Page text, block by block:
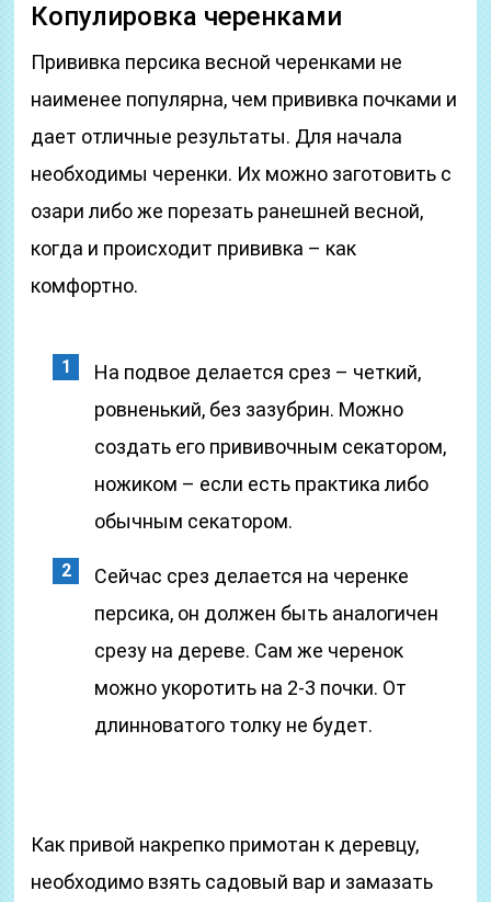
Копулировка черенками
Прививка персика весной черенками не
наименее популярна, чем прививка почками и
дает отличные результаты. Для начала
необходимы черенки. Их можно заготовить с
озари либо же порезать ранешней весной,
когда и происходит прививка – как
комфортно.
На подвое делается срез – четкий,
ровненький, без зазубрин. Можно
создать его прививочным секатором,
ножиком – если есть практика либо
обычным секатором.
Сейчас срез делается на черенке
персика, он должен быть аналогичен
срезу на дереве. Сам же черенок
можно укоротить на 2-3 почки. От
длинноватого толку не будет.
Как привой накрепко примотан к деревцу,
необходимо взять садовый вар и замазать